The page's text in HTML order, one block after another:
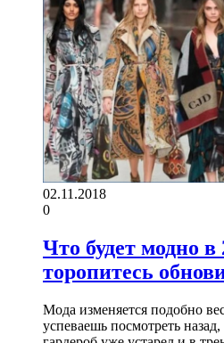
02.11.2018
0
Что будет модно в
торопитесь
Мода изменяется подобно
успеваешь посмотреть